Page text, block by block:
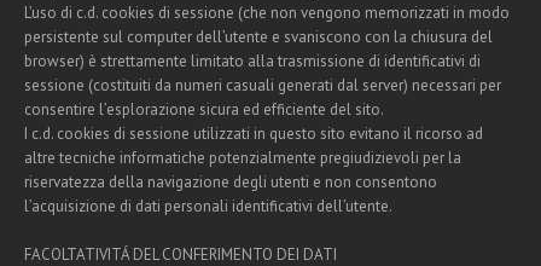
L’uso di c.d. cookies di sessione (che non vengono memorizzati in modo
persistente sul computer dell’utente e svaniscono con la chiusura del
browser) è strettamente limitato alla trasmissione di identificativi di
sessione (costituiti da numeri casuali generati dal server) necessari per
consentire l’esplorazione sicura ed efficiente del sito.
I c.d. cookies di sessione utilizzati in questo sito evitano il ricorso ad
altre tecniche informatiche potenzialmente pregiudizievoli per la
riservatezza della navigazione degli utenti e non consentono
l’acquisizione di dati personali identificativi dell’utente.
FACOLTATIVITÁ DEL CONFERIMENTO DEI DATI